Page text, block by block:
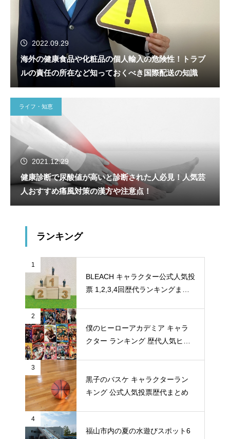
2022.09.29
海外の健康食品や化粧品の個人輸入の危険性！トラブ
ルの責任の所在など知っておくべき国際配送の知識
ライフ・知恵
2021.12.29
健康診断で尿酸値が高いと診断された人必見！人気芸
人おすすめ痛風対策の漢方や注意点！
ランキング
1
BLEACH キャラクター公式人気投
票 1,2,3,4回歴代ランキングまと
2
僕のヒーローアカデミア キャラ
クター ランキング 歴代人気ヒー
3
黒子のバスケ キャラクターラン
キング 公式人気投票歴代まとめ
4
福山市内の夏の水遊びスポット6